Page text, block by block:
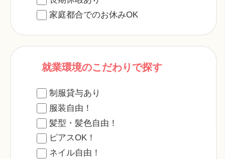
家庭都合でのお休みOK
就業環境のこだわりで探す
制服貸与あり
服装自由！
髪型・髪色自由！
ピアスOK！
ネイル自由！